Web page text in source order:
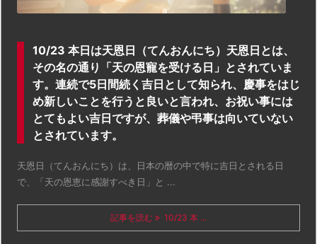
10/23 本日は天恩日（てんおんにち）天恩日とは、
その名の通り「天の恩寵を受ける日」とされていま
す。連続で5日間続く吉日として知られ、慶事をはじ
め新しいことを行うと良いと言われ、お祝い事には
とてもよい吉日ですが、葬儀や弔事は向いていない
とされています。
天恩日（てんおんにち）は、日本の暦の中で特に吉日とされる日
で、「天の恩恵に感謝すべき日」と ...
記事を読む 10/23 本 ...